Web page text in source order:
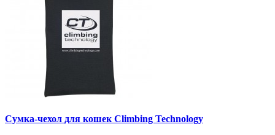
Сумка-чехол для кошек Climbing Technology